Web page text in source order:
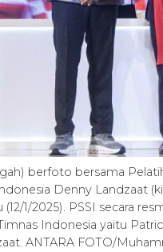
berfoto bersama
Denny Landzaat
1/2025). PSSI secara
Indonesia yaitu
ANTARA FOTO/